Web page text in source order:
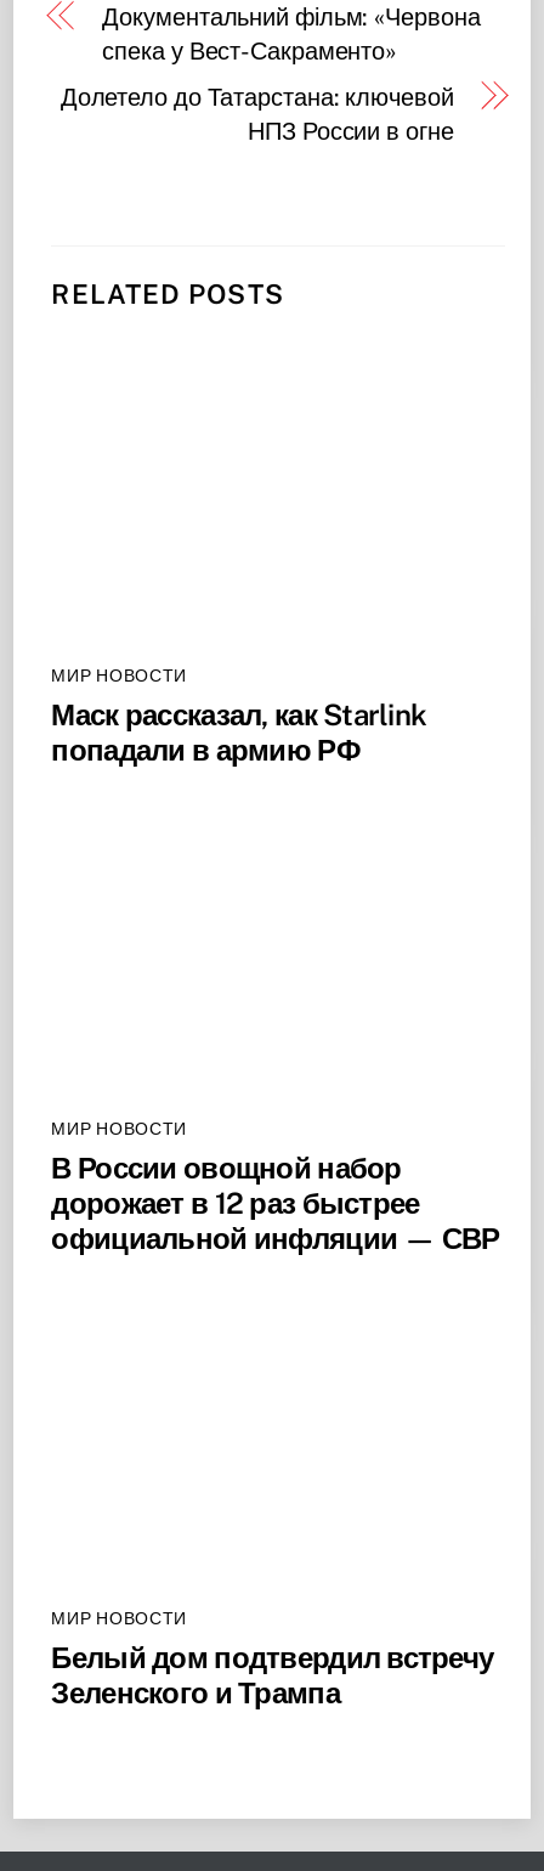
Документальний фільм: «Червона
спека у Вест-Сакраменто»
Долетело до Татарстана: ключевой
НПЗ России в огне
RELATED POSTS
МИР НОВОСТИ
Маск рассказал, как Starlink
попадали в армию РФ
МИР НОВОСТИ
В России овощной набор
дорожает в 12 раз быстрее
официальной инфляции — СВР
МИР НОВОСТИ
Белый дом подтвердил встречу
Зеленского и Трампа